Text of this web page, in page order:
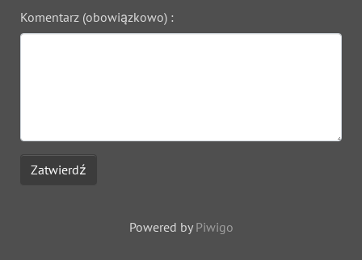
Komentarz (obowiązkowo) :
Zatwierdź
Powered by Piwigo